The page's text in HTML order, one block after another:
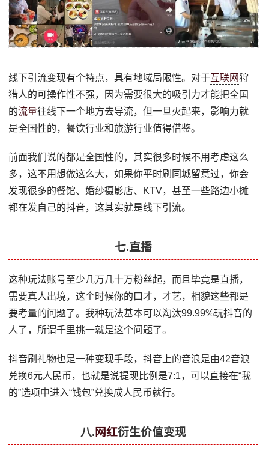
线下引流变现有个特点，具有地域局限性。对于互联网狩
猎人的可操作性不强，因为需要很大的吸引力才能把全国
的流量往线下一个地方去导流，但一旦火起来，影响力就
是全国性的，餐饮行业和旅游行业值得借鉴。‌
前面我们说的都是全国性的，其实很多时候不用考虑这么
多，这不用想做这么大，如果你平时刷同城留意过，你会
发现很多的餐馆、婚纱摄影店、KTV，甚至一些路边小摊
都在发自己的抖音，这其实就是线下引流。
七.直播
这种玩法账号至少几万几十万粉丝起，而且毕竟是直播，
需要真人出境，这个时候你的口才，才艺，相貌这些都是
要考量的问题了。我种玩法基本可以淘汰99.99%玩抖音的
人了，所谓千里挑一就是这个问题了。
抖音刷礼物也是一种变现手段，抖音上的音浪是由42音浪
兑换6元人民币，也就是说提现比例是7:1，可以直接在“我
的”选项中进入“钱包”兑换成人民币就行。
八.网红衍生价值变现